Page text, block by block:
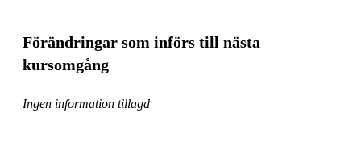
Förändringar som införs till nästa
kursomgång
Ingen information tillagd